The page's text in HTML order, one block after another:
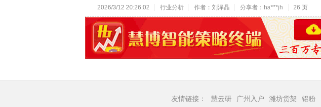
2026/3/12 20:26:02 行业分析 作者：刘泽晶 分享者：ha***jh 26 页
友情链接： 慧云研 广州入户 潍坊货架 铝粉